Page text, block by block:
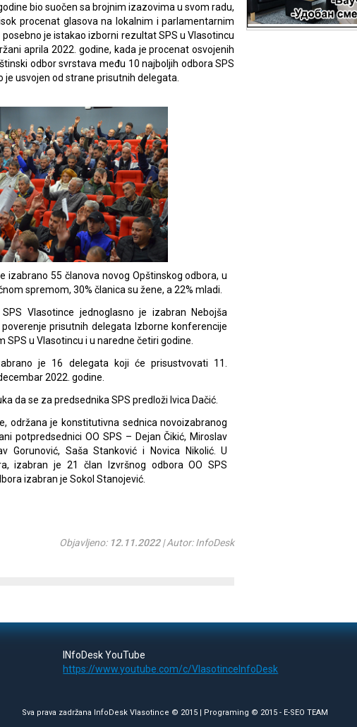
bio suočen sa brojnim izazovima u svom radu,
procenat glasova na lokalnim i parlamentarnim
je istakao izborni rezultat SPS u Vlasotincu
aprila 2022. godine, kada je procenat osvojenih
odbor svrstava među 10 najboljih odbora SPS
je usvojen od strane prisutnih delegata.
izabrano 55 članova novog Opštinskog odbora, u
spremom, 30% članica su žene, a 22% mladi.
Vlasotince jednoglasno je izabran Nebojša
prisutnih delegata Izborne konferencije
u Vlasotincu i u naredne četiri godine.
je 16 delegata koji će prisustvovati 11.
2022. godine.
da se za predsednika SPS predloži Ivica Dačić.
održana je konstitutivna sednica novoizabranog
potpredsednici OO SPS – Dejan Čikić, Miroslav
Gorunović, Saša Stanković i Novica Nikolić. U
izabran je 21 član Izvršnog odbora OO SPS
izabran je Sokol Stanojević.
Objavljeno: 12.11.2022| Autor: InfoDesk
INfoDesk YouTube
https://www.youtube.com/c/VlasotinceInfoDesk
Sva prava zadržana InfoDesk Vlasotince © 2015 | Programing © 2015 - E-SEO TEAM